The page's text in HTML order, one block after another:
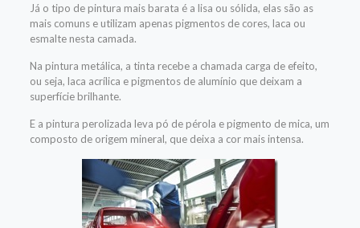
Já o tipo de pintura mais barata é a lisa ou sólida, elas são as
mais comuns e utilizam apenas pigmentos de cores, laca ou
esmalte nesta camada.
Na pintura metálica, a tinta recebe a chamada carga de efeito,
ou seja, laca acrílica e pigmentos de alumínio que deixam a
superfície brilhante.
E a pintura perolizada leva pó de pérola e pigmento de mica, um
composto de origem mineral, que deixa a cor mais intensa.